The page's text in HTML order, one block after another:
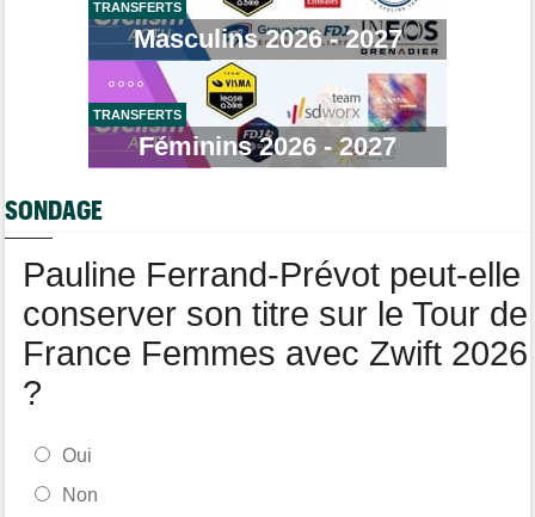
Robert Gesink : "Le cyclisme moderne est bien plus propre..."
Tour de France Femmes
Kasia Niewiadoma, furieuse : "Célia Gery m'a bloquée..."
Tour de Burgos
TRANSFERTS
Masculins 2026 - 2027
TRANSFERTS
Féminins 2026 - 2027
SONDAGE
Pauline Ferrand-Prévot peut-elle
conserver son titre sur le Tour de
France Femmes avec Zwift 2026
?
Oui
Non